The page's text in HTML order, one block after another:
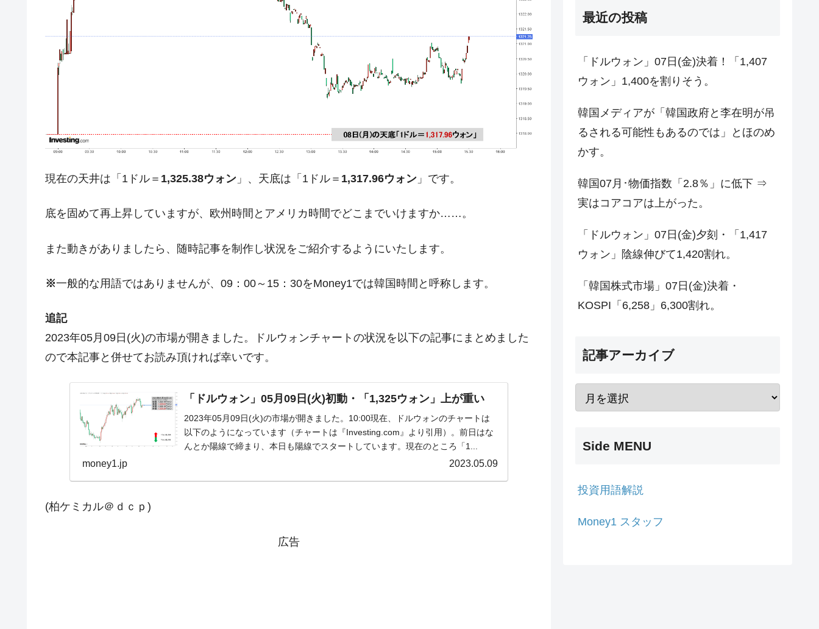
『Money1』 韓国･加徳島新国際空港「またも暗礁」の危機 ⇒ 10.7兆では損が出るからできない。
『Money1』
【速報】韓国株式市場の暴落・本日07月29日(水)もサイドカー・サーキットブレイカーの二段コンボ
発動！
Fact1
夏の甲子園、優勝校を最も多く輩出している都道府県とは？
Fact1 奇跡の毛色「白毛馬」とは？
Fact1 平成仮面ライダーの意外すぎるモチーフとは？
Fact1 発表から2日で大崩壊、鳴かず飛ばずに終わりそうなスーパーリーグとは？
Fact1 甲子園通算本塁打、最多の清原に次いで多く打っている意外な選手とは？
Fact1 セレクトセールの高額取引馬が稼いだ金額とは？
現在の天井は「1ドル＝ 1,325.38ウォン 」、天底は「1ドル＝ 1,317.96ウォン 」です。
底を固めて再上昇していますが、欧州時間とアメリカ時間でどこまでいけますか……。
また動きがありましたら、随時記事を制作し状況をご紹介するようにいたします。
※一般的な用語ではありませんが、09：00～15：30をMoney1では韓国時間と呼称します。
追記
2023年05月09日(火)の市場が開きました。ドルウォンチャートの状況を以下の記事にまとめました
ので本記事と併せてお読み頂ければ幸いです。
「ドルウォン」05月09日(火)初動・「1,325ウォン」上が重い
2023年05月09日(火)の市場が開きました。10:00現在、ドルウォンのチャートは
以下のようになっています（チャートは『Investing.com』より引用）。前日はな
んとか陽線で締まり、本日も陽線でスタートしています。現在のところ「1...
money1.jp 2023.05.09
(柏ケミカル＠ｄｃｐ)
広告
最近の投稿
「ドルウォン」07日(金)決着！「1,407
ウォン」1,400を割りそう。
韓国メディアが「韓国政府と李在明が吊
るされる可能性もあるのでは」とほのめ
かす。
韓国07月･物価指数「2.8％」に低下 ⇒
実はコアコアは上がった。
「ドルウォン」07日(金)夕刻・「1,417
ウォン」陰線伸びて1,420割れ。
「韓国株式市場」07日(金)決着・
KOSPI「6,258」6,300割れ。
記事アーカイブ
Side MENU
投資用語解説
Money1 スタッフ